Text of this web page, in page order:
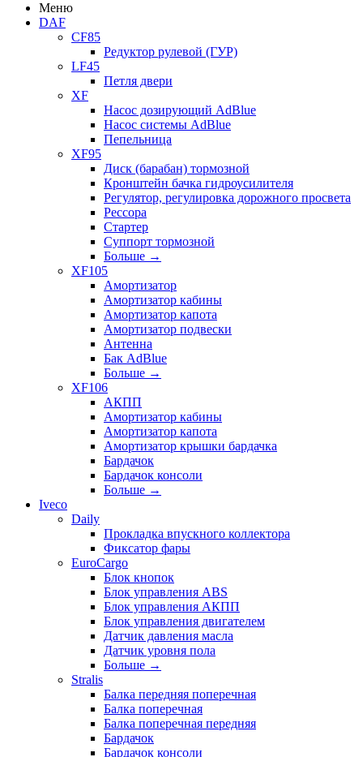
Меню
DAF
CF85
Редуктор рулевой (ГУР)
LF45
Петля двери
XF
Насос дозирующий AdBlue
Насос системы AdBlue
Пепельница
XF95
Диск (барабан) тормозной
Кронштейн бачка гидроусилителя
Регулятор, регулировка дорожного просвета
Рессора
Стартер
Суппорт тормозной
Больше →
XF105
Амортизатор
Амортизатор кабины
Амортизатор капота
Амортизатор подвески
Антенна
Бак AdBlue
Больше →
XF106
АКПП
Амортизатор кабины
Амортизатор капота
Амортизатор крышки бардачка
Бардачок
Бардачок консоли
Больше →
Iveco
Daily
Прокладка впускного коллектора
Фиксатор фары
EuroCargo
Блок кнопок
Блок управления ABS
Блок управления АКПП
Блок управления двигателем
Датчик давления масла
Датчик уровня пола
Больше →
Stralis
Балка передняя поперечная
Балка поперечная
Балка поперечная передняя
Бардачок
Бардачок консоли